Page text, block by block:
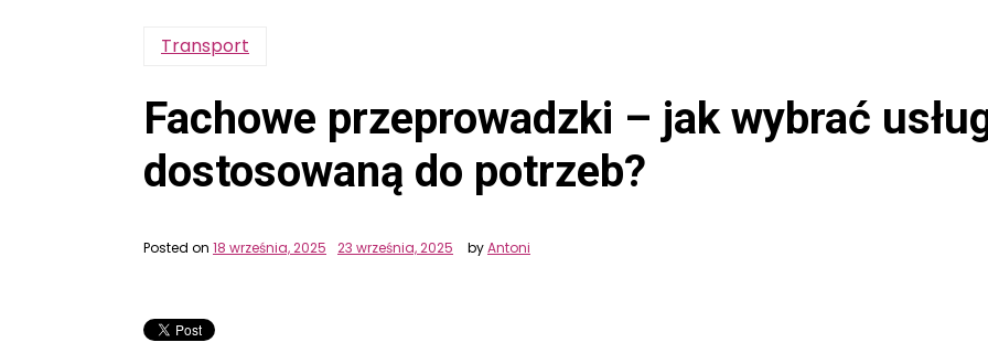
Transport
Fachowe przeprowadzki – jak wybrać
dostosowaną do potrzeb?
Posted on 18 września, 2025 23 września, 2025 byAntoni